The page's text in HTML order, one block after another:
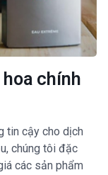
chính
tin cậy cho dịch
chúng tôi đặc
các sản phẩm